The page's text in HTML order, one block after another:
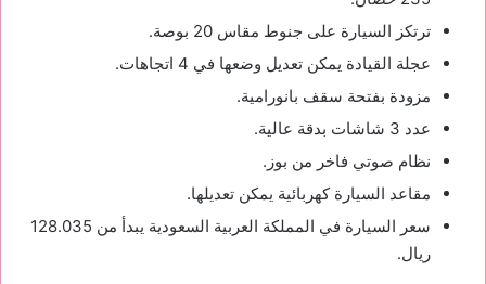
ترتكز السيارة على جنوط مقاس 20 بوصة.
عجلة القيادة يمكن تعديل وضعها في 4 اتجاهات.
مزودة بفتحة سقف بانورامية.
عدد 3 شاشات بدقة عالية.
نظام صوتي فاخر من بوز.
مقاعد السيارة كهربائية يمكن تعديلها.
سعر السيارة في المملكة العربية السعودية يبدأ من 128.035
ريال.